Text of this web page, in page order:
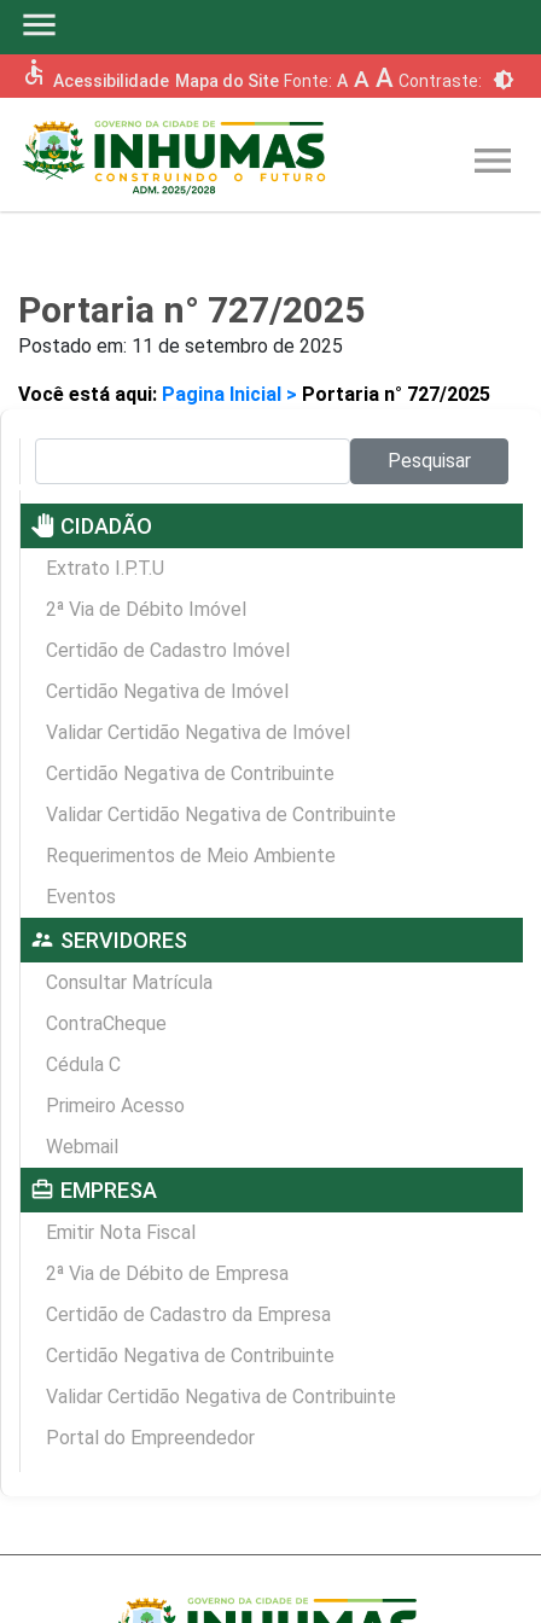
menu
accessible Acessibilidade Mapa do Site Fonte: A A A Contraste: brightness_6
menu
Portaria n° 727/2025
Postado em: 11 de setembro de 2025
Você está aqui: Pagina Inicial > Portaria n° 727/2025
Pesquisar
pan_tool CIDADÃO
Extrato I.P.T.U
2ª Via de Débito Imóvel
Certidão de Cadastro Imóvel
Certidão Negativa de Imóvel
Validar Certidão Negativa de Imóvel
Certidão Negativa de Contribuinte
Validar Certidão Negativa de Contribuinte
Requerimentos de Meio Ambiente
Eventos
supervisor_account SERVIDORES
Consultar Matrícula
ContraCheque
Cédula C
Primeiro Acesso
Webmail
card_travel EMPRESA
Emitir Nota Fiscal
2ª Via de Débito de Empresa
Certidão de Cadastro da Empresa
Certidão Negativa de Contribuinte
Validar Certidão Negativa de Contribuinte
Portal do Empreendedor